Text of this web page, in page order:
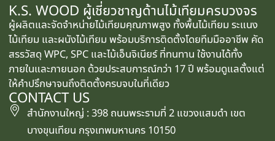
K.S. WOOD ผู้เชี่ยวชาญด้านไม้เทียมครบวงจร
ผู้ผลิตและจัดจำหน่ายไม้เทียมคุณภาพสูง ทั้งพื้นไม้เทียม ระแนง
ไม้เทียม และผนังไม้เทียม พร้อมบริการติดตั้งโดยทีมมืออาชีพ คัด
สรรวัสดุ WPC, SPC และไม้เอ็นจิเนียร์ ที่ทนทาน ใช้งานได้ทั้ง
ภายในและภายนอก ด้วยประสบการณ์กว่า 17 ปี พร้อมดูแลตั้งแต่
ให้คำปรึกษาจนถึงติดตั้งครบจบในที่เดียว
CONTACT US
สำนักงานใหญ่ : 398 ถนนพระรามที่ 2 แขวงแสมดำ เขต
บางขุนเทียน กรุงเทพมหานคร 10150